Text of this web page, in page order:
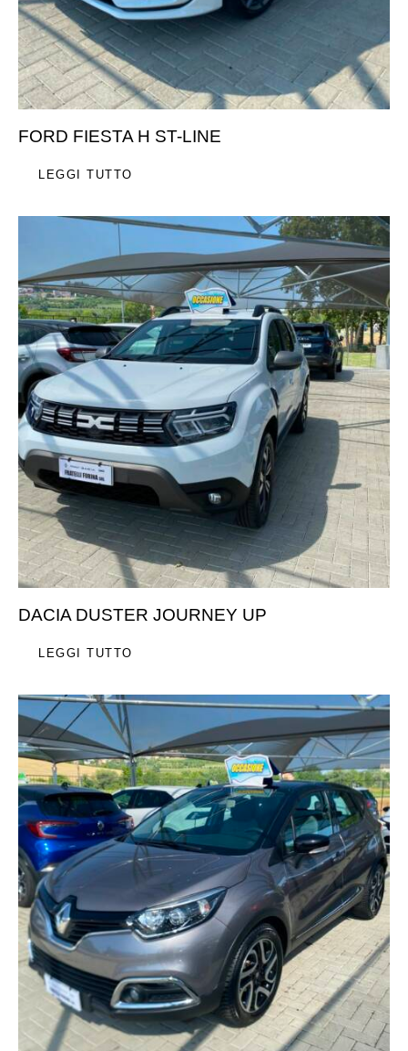
FORD FIESTA H ST-LINE
LEGGI TUTTO
DACIA DUSTER JOURNEY UP
LEGGI TUTTO